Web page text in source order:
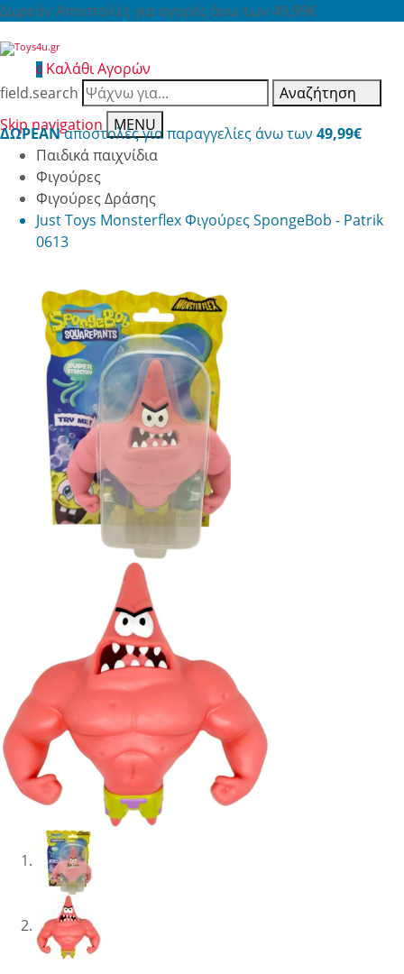
Δωρεάν Αποστολές για αγορές άνω των 49,99€
0 Καλάθι Αγορών
field.search
Αναζήτηση
Skip navigation
MENU
ΔΩΡΕΑΝαποστολές για παραγγελίες άνω των 49,99€
Παιδικά παιχνίδια
Φιγούρες
Φιγούρες Δράσης
Just Toys Monsterflex Φιγούρες SpongeBob - Patrik
0613